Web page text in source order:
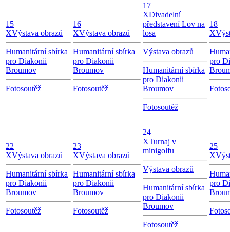
15
XVýstava obrazů
Humanitární sbírka
pro Diakonii
Broumov
Fotosoutěž
16
XVýstava obrazů
Humanitární sbírka
pro Diakonii
Broumov
Fotosoutěž
17
XDivadelní
představení Lov na
losa
Výstava obrazů
Humanitární sbírka
pro Diakonii
Broumov
Fotosoutěž
18
X
pro
22
XVýstava obrazů
Humanitární sbírka
pro Diakonii
Broumov
Fotosoutěž
23
XVýstava obrazů
Humanitární sbírka
pro Diakonii
Broumov
Fotosoutěž
24
XTurnaj v
minigolfu
Výstava obrazů
Humanitární sbírka
pro Diakonii
Broumov
Fotosoutěž
25
X
pro